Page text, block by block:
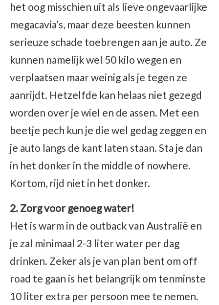
het oog misschien uit als lieve ongevaarlijke
megacavia’s, maar deze beesten kunnen
serieuze schade toebrengen aan je auto. Ze
kunnen namelijk wel 50 kilo wegen en
verplaatsen maar weinig als je tegen ze
aanrijdt. Hetzelfde kan helaas niet gezegd
worden over je wiel en de assen. Met een
beetje pech kun je die wel gedag zeggen en
je auto langs de kant laten staan. Sta je dan
in het donker in the middle of nowhere.
Kortom, rijd niet in het donker.
2. Zorg voor genoeg water!
Het is warm in de outback van Australië en
je zal minimaal 2-3 liter water per dag
drinken. Zeker als je van plan bent om off
road te gaan is het belangrijk om tenminste
10 liter extra per persoon mee te nemen.